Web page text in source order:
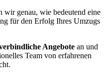
wir genau, wie bedeutend eine
für den Erfolg Ihres Umzugs
Angebote an und
Team von erfahrenen